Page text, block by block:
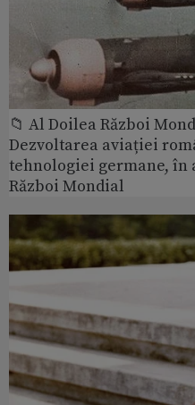
📁 Al Doilea Război
Dezvoltarea aviației
tehnologiei germane, în
Război Mondial